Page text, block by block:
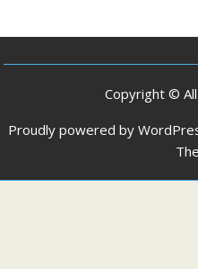
Copyright ©
Proudly powered by